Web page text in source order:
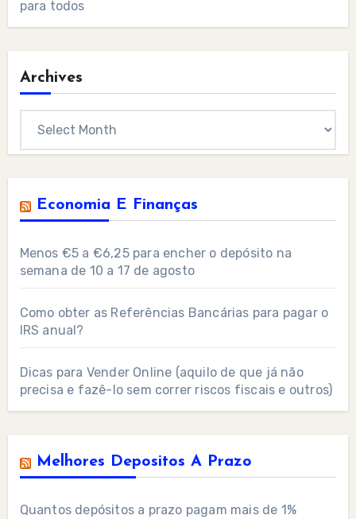
para todos
Archives
Economia E Finanças
Menos €5 a €6,25 para encher o depósito na
semana de 10 a 17 de agosto
Como obter as Referências Bancárias para pagar o
IRS anual?
Dicas para Vender Online (aquilo de que já não
precisa e fazê-lo sem correr riscos fiscais e outros)
Melhores Depositos A Prazo
Quantos depósitos a prazo pagam mais de 1%